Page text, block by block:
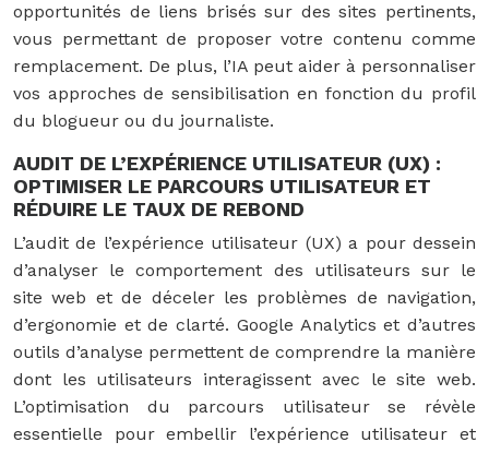
opportunités de liens brisés sur des sites pertinents,
vous permettant de proposer votre contenu comme
remplacement. De plus, l’IA peut aider à personnaliser
vos approches de sensibilisation en fonction du profil
du blogueur ou du journaliste.
AUDIT DE L’EXPÉRIENCE UTILISATEUR (UX) :
OPTIMISER LE PARCOURS UTILISATEUR ET
RÉDUIRE LE TAUX DE REBOND
L’audit de l’expérience utilisateur (UX) a pour dessein
d’analyser le comportement des utilisateurs sur le
site web et de déceler les problèmes de navigation,
d’ergonomie et de clarté. Google Analytics et d’autres
outils d’analyse permettent de comprendre la manière
dont les utilisateurs interagissent avec le site web.
L’optimisation du parcours utilisateur se révèle
essentielle pour embellir l’expérience utilisateur et